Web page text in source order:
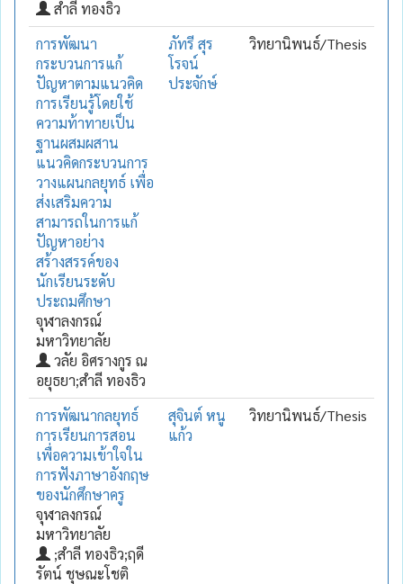
สำลี ทองธิว
การพัฒนา
กระบวนการแก้
ปัญหาตามแนวคิด
การเรียนรู้โดยใช้
ความท้าทายเป็น
ฐานผสมผสาน
แนวคิดกระบวนการ
วางแผนกลยุทธ์ เพื่อ
ส่งเสริมความ
สามารถในการแก้
ปัญหาอย่าง
สร้างสรรค์ของ
นักเรียนระดับ
ประถมศึกษา
จุฬาลงกรณ์
มหาวิทยาลัย
วลัย อิศรางกูร ณ
อยุธยา;สำลี ทองธิว
ภัทรี สุร
โรจน์
ประจักษ์
วิทยานิพนธ์/Thesis
การพัฒนากลยุทธ์
การเรียนการสอน
เพื่อความเข้าใจใน
การฟังภาษาอังกฤษ
ของนักศึกษาครู
จุฬาลงกรณ์
มหาวิทยาลัย
;สำลี ทองธิว;ฤดี
รัตน์ ชุษณะโชติ
สุจินต์ หนู
แก้ว
วิทยานิพนธ์/Thesis